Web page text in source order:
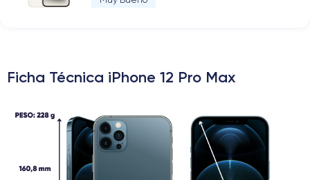
Ficha Técnica iPhone 12 Pro Max